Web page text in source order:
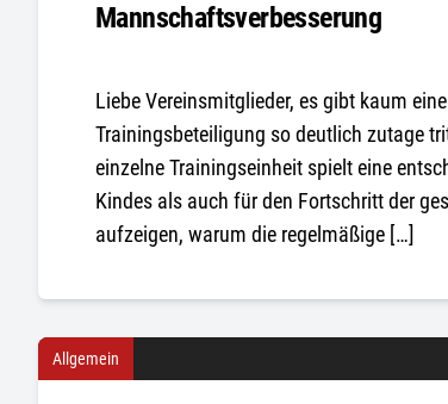
Mannschaftsverbesserung
Liebe Vereinsmitglieder, es gibt kaum
Trainingsbeteiligung so deutlich zutage
einzelne Trainingseinheit spielt eine
Kindes als auch für den Fortschritt der
aufzeigen, warum die regelmäßige […]
Allgemein